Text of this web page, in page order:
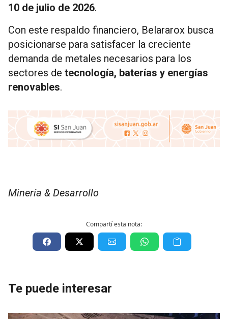
10 de julio de 2026.
Con este respaldo financiero, Belararox busca
posicionarse para satisfacer la creciente
demanda de metales necesarios para los
sectores de tecnología, baterías y energías
renovables.
Minería & Desarrollo
Compartí esta nota:
Te puede interesar